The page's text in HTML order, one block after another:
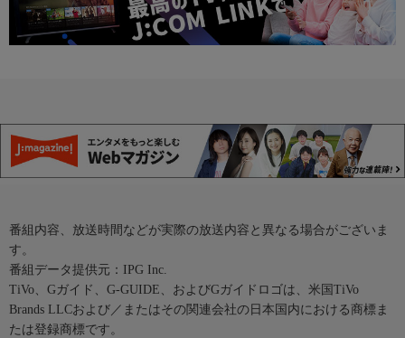
番組内容、放送時間などが実際の放送内容と異なる場合がございま
す。
番組データ提供元：IPG Inc.
TiVo、Gガイド、G-GUIDE、およびGガイドロゴは、米国TiVo
Brands LLCおよび／またはその関連会社の日本国内における商標ま
たは登録商標です。